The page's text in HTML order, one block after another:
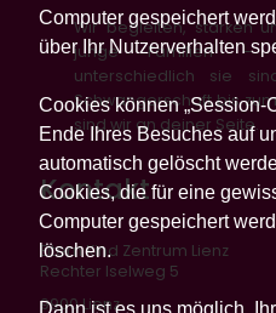
Computer gespeichert
über Ihr Nutzerverhalten
Cookies können „Session-
Ende Ihres Besuches auf
automatisch gelöscht
Cookies, die für eine
Computer gespeichert
löschen.
Dann ist es uns möglich,
Wir begleiten, stärken
junge Familien –
unterschiedlich sie
Schwangerschaft bis
sind wir an deiner Seite.
Kontakt
Eltern Kind Zentrum Lienz
Rechter Iselweg 5
9900 Lienz